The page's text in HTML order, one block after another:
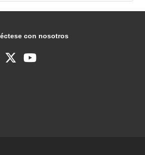
con nosotros